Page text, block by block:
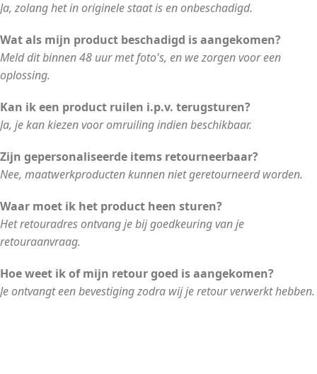
Ja, zolang het in originele staat is en onbeschadigd.
Wat als mijn product beschadigd is aangekomen?
Meld dit binnen 48 uur met foto's, en we zorgen voor een
oplossing.
Kan ik een product ruilen i.p.v. terugsturen?
Ja, je kan kiezen voor omruiling indien beschikbaar.
Zijn gepersonaliseerde items retourneerbaar?
Nee, maatwerkproducten kunnen niet geretourneerd worden.
Waar moet ik het product heen sturen?
Het retouradres ontvang je bij goedkeuring van je
retouraanvraag.
Hoe weet ik of mijn retour goed is aangekomen?
Je ontvangt een bevestiging zodra wij je retour verwerkt hebben.